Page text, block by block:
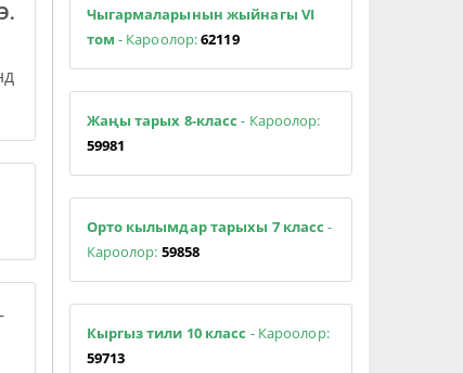
Чыгармаларынын жыйнагы VI
том - Кароолор:62119
Жаңы тарых 8-класс - Кароолор:
59981
Орто кылымдар тарыхы 7 класс-
Кароолор: 59858
Кыргыз тили 10 класс - Кароолор:
59713